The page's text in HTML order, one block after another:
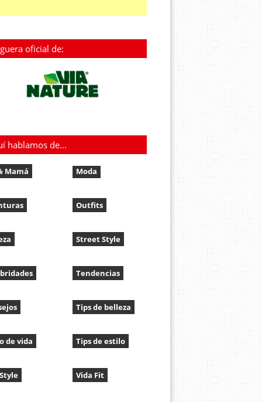
oficial de:
hablamos de…
Mamá
de vida
Moda
Outfits
Street Style
Tendencias
Tips de belleza
Tips de estilo
Vida Fit